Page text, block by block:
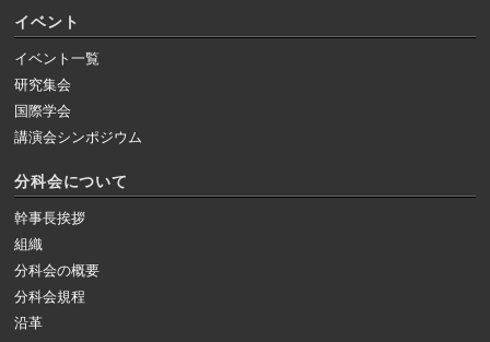
イベント
イベント一覧
研究集会
国際学会
講演会シンポジウム
分科会について
幹事長挨拶
組織
分科会の概要
分科会規程
沿革